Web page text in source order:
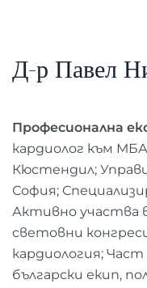
Д-р Павел
Професионална
кардиолог към
Кюстендил;
София;
Активно участва
световни
кардиология;
български екип,